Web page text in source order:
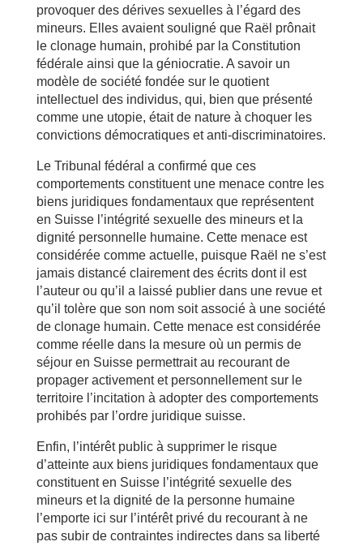
provoquer des dérives sexuelles à l’égard des
mineurs. Elles avaient souligné que Raël prônait
le clonage humain, prohibé par la Constitution
fédérale ainsi que la géniocratie. A savoir un
modèle de société fondée sur le quotient
intellectuel des individus, qui, bien que présenté
comme une utopie, était de nature à choquer les
convictions démocratiques et anti-discriminatoires.
Le Tribunal fédéral a confirmé que ces
comportements constituent une menace contre les
biens juridiques fondamentaux que représentent
en Suisse l’intégrité sexuelle des mineurs et la
dignité personnelle humaine. Cette menace est
considérée comme actuelle, puisque Raël ne s’est
jamais distancé clairement des écrits dont il est
l’auteur ou qu’il a laissé publier dans une revue et
qu’il tolère que son nom soit associé à une société
de clonage humain. Cette menace est considérée
comme réelle dans la mesure où un permis de
séjour en Suisse permettrait au recourant de
propager activement et personnellement sur le
territoire l’incitation à adopter des comportements
prohibés par l’ordre juridique suisse.
Enfin, l’intérêt public à supprimer le risque
d’atteinte aux biens juridiques fondamentaux que
constituent en Suisse l’intégrité sexuelle des
mineurs et la dignité de la personne humaine
l’emporte ici sur l’intérêt privé du recourant à ne
pas subir de contraintes indirectes dans sa liberté